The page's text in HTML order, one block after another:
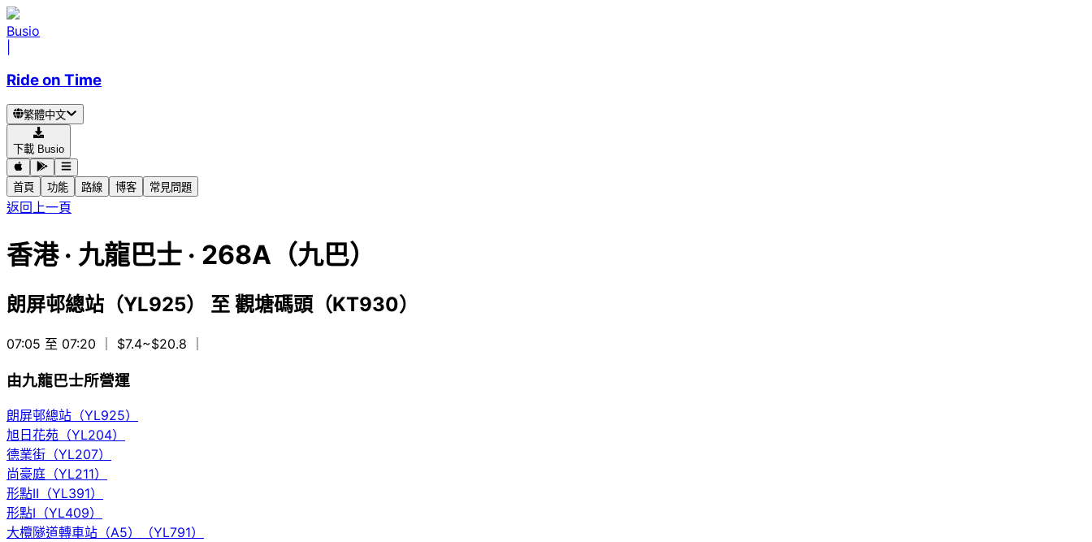
Busio
Ride on Time
繁體中文
下載 Busio
首頁 功能 路線 博客 常見問題
返回上一頁
香港· 九龍巴士 · 268A（九巴）
朗屏邨總站（YL925） 至 觀塘碼頭（KT930）
07:05 至 07:20 ｜ $7.4~$20.8
由九龍巴士所營運
朗屏邨總站（YL925）
旭日花苑（YL204）
德業街（YL207）
尚豪庭（YL211）
形點II（YL391）
形點I（YL409）
大欖隧道轉車站（A5）（YL791）